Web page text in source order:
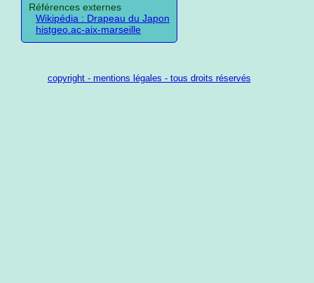
Références externes
Wikipédia : Drapeau du Japon
histgeo.ac-aix-marseille
copyright - mentions légales - tous droits réservés